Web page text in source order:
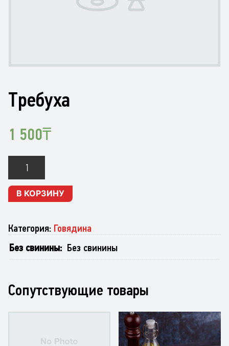
Требуха
1 500₸
Требуха
В КОРЗИНУ
Категория: Говядина
Без свинины
Без свинины
Сопутствующие товары